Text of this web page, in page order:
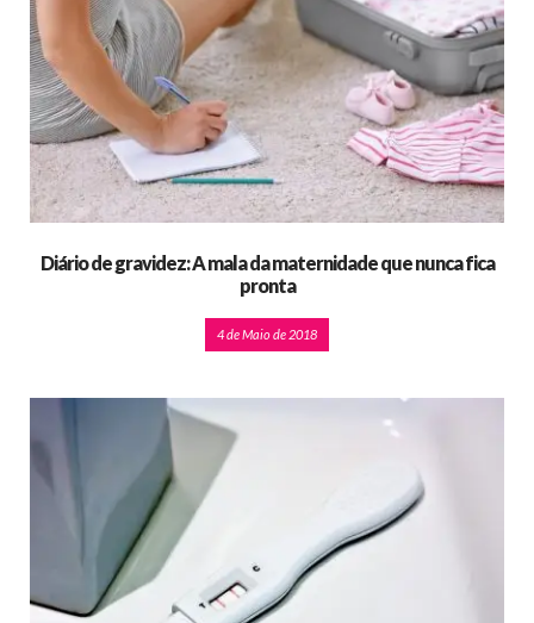
Diário de gravidez: A mala da maternidade que nunca fica
pronta
4 de Maio de 2018